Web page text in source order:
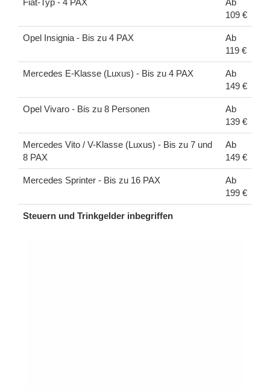
Fiat-Typ - 4 PAX
Ab
109 €
Opel Insignia - Bis zu 4 PAX
Ab
119 €
Mercedes E-Klasse (Luxus) - Bis zu 4 PAX
Ab
149 €
Opel Vivaro - Bis zu 8 Personen
Ab
139 €
Mercedes Vito / V-Klasse (Luxus) - Bis zu 7 und
8 PAX
Ab
149 €
Mercedes Sprinter - Bis zu 16 PAX
Ab
199 €
Steuern und Trinkgelder inbegriffen